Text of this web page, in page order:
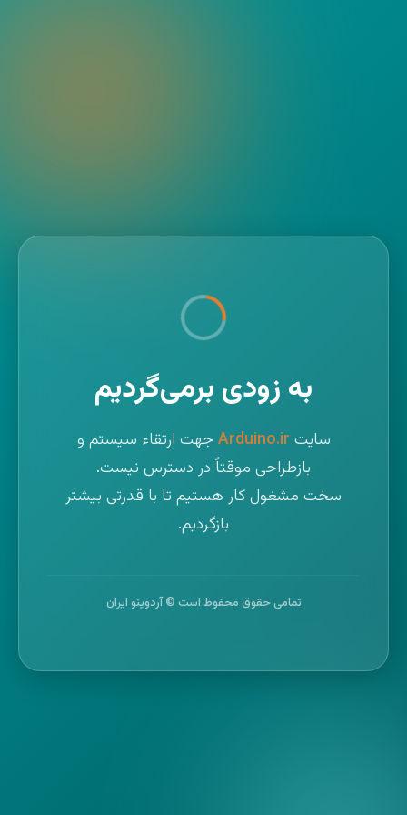
به زودی برمی‌گردیم
Arduino.irجهت ارتقاء سیستم و
بازطراحی موقتاً در دسترس نیست.
سخت مشغول کار هستیم تا با قدرتی بیشتر
بازگردیم.
تمامی حقوق محفوظ است © آردوینو ایران